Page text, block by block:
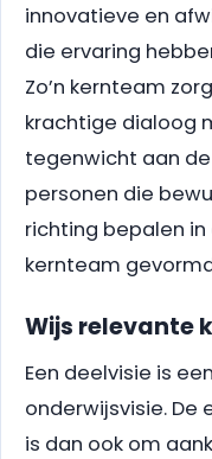
innovatieve en
die ervaring
Zo’n kernteam
krachtige dialoog
tegenwicht aan de
personen die
richting bepalen
kernteam
Wijs relevante
Een deelvisie is
onderwijsvisie.
is dan ook om